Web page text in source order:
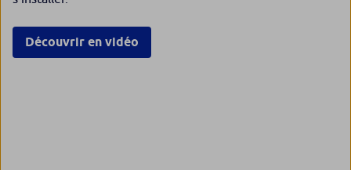
Découvrir en vidéo